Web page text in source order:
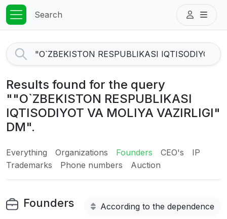
Search
Results found for the query
""O`ZBEKISTON RESPUBLIKASI
IQTISODIYOT VA MOLIYA VAZIRLIGI"
DM".
Everything Organizations Founders CEO's
IP
Trademarks
Phone numbers Auction
Founders According to the dependence